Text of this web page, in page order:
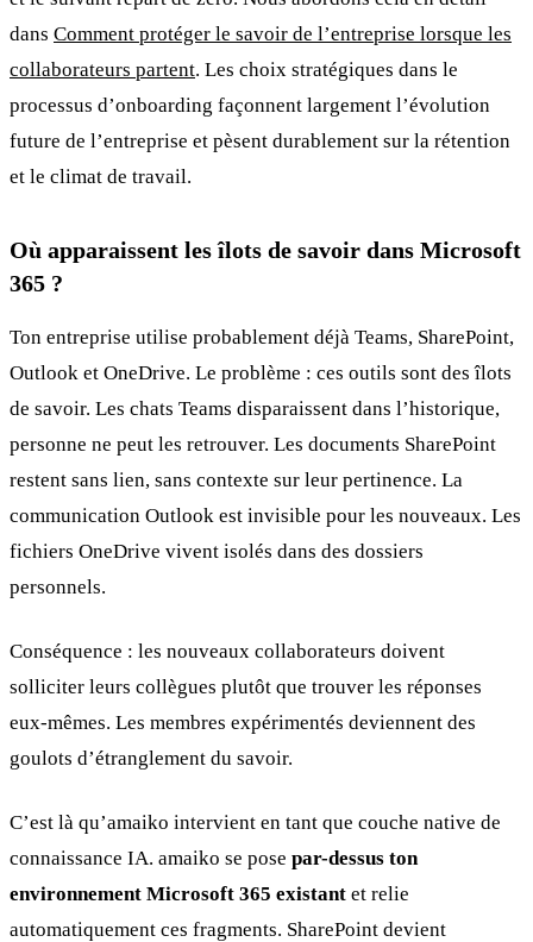
dans Comment protéger le savoir de l’entreprise lorsque les
collaborateurs partent. Les choix stratégiques dans le
processus d’onboarding façonnent largement l’évolution
future de l’entreprise et pèsent durablement sur la rétention
et le climat de travail.
Où apparaissent les îlots de savoir dans Microsoft
365 ?
Ton entreprise utilise probablement déjà Teams, SharePoint,
Outlook et OneDrive. Le problème : ces outils sont des îlots
de savoir. Les chats Teams disparaissent dans l’historique,
personne ne peut les retrouver. Les documents SharePoint
restent sans lien, sans contexte sur leur pertinence. La
communication Outlook est invisible pour les nouveaux. Les
fichiers OneDrive vivent isolés dans des dossiers
personnels.
Conséquence : les nouveaux collaborateurs doivent
solliciter leurs collègues plutôt que trouver les réponses
eux-mêmes. Les membres expérimentés deviennent des
goulots d’étranglement du savoir.
C’est là qu’amaiko intervient en tant que couche native de
connaissance IA. amaiko se pose par-dessus ton
environnement Microsoft 365 existant et relie
automatiquement ces fragments. SharePoint devient